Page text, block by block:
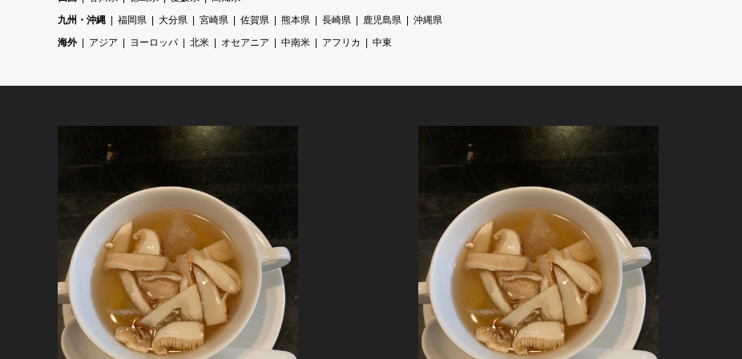
九州・沖縄
福岡県 大分県 宮崎県 佐賀県 熊本県 長崎県 鹿児島県
沖縄県
海外
アジア ヨーロッパ 北米 オセアニア 中南米 アフリカ 中東